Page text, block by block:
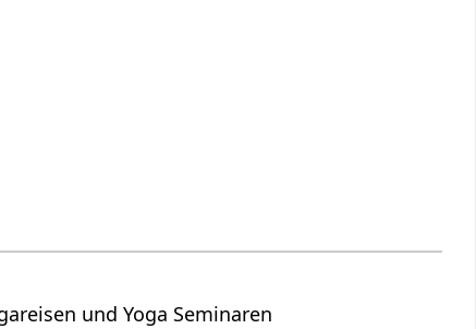
und Yoga Seminaren